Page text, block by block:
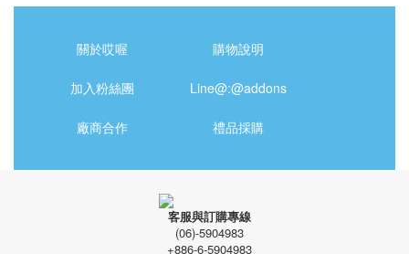
關於哎喔 購物說明
加入粉絲團 Line@:@addons
廠商合作 禮品採購
客服與訂購專線
(06)-5904983
+886-6-5904983